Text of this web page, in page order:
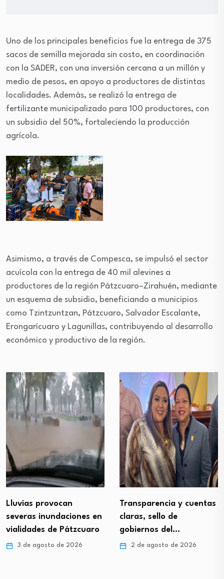
Uno de los principales beneficios fue la entrega de 375
sacos de semilla mejorada sin costo, en coordinación
con la SADER, con una inversión cercana a un millón y
medio de pesos, en apoyo a productores de distintas
localidades. Además, se realizó la entrega de
fertilizante municipalizado para 100 productores, con
un subsidio del 50%, fortaleciendo la producción
agrícola.
Asimismo, a través de Compesca, se impulsó el sector
acuícola con la entrega de 40 mil alevines a
productores de la región Pátzcuaro–Zirahuén, mediante
un esquema de subsidio, beneficiando a municipios
como Tzintzuntzan, Pátzcuaro, Salvador Escalante,
Erongarícuaro y Lagunillas, contribuyendo al desarrollo
económico y productivo de la región.
Lluvias provocan
severas inundaciones en
vialidades de Pátzcuaro
3 de agosto de 2026
Transparencia y cuentas
claras, sello de
gobiernos del…
2 de agosto de 2026